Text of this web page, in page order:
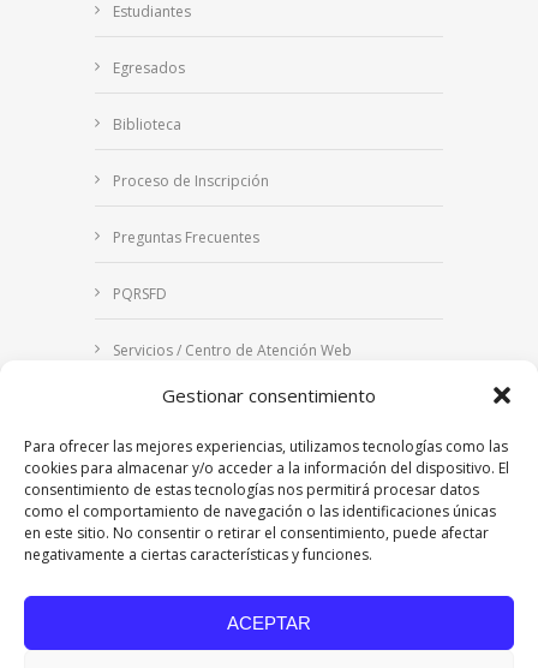
Gestionar consentimiento
Para ofrecer las mejores experiencias, utilizamos tecnologías como las
cookies para almacenar y/o acceder a la información del dispositivo. El
consentimiento de estas tecnologías nos permitirá procesar datos
como el comportamiento de navegación o las identificaciones únicas
en este sitio. No consentir o retirar el consentimiento, puede afectar
negativamente a ciertas características y funciones.
ACEPTAR
Estudiantes
Egresados
Biblioteca
Proceso de Inscripción
Preguntas Frecuentes
PQRSFD
Servicios / Centro de Atención Web
Correo Institucional
Notificaciones judiciales
| Personería Jurídica Resolución
7542 de mayo de 1982